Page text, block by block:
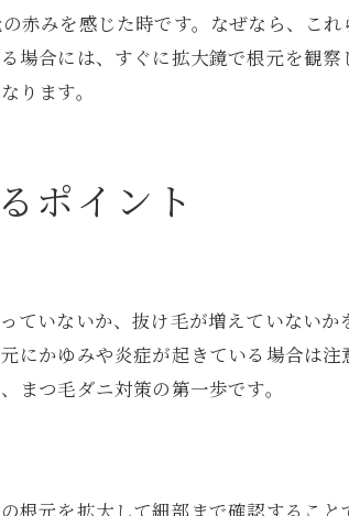
防ぐ方法
理由
化しよう
防ぐ応用法
術
チェック習慣
観察ポイント
大切さ
察法
赤みを感じた時です。なぜなら、こ
場合には、すぐに拡大鏡で根元を観察
ります。
ポイント
ていないか、抜け毛が増えていない
にかゆみや炎症が起きている場合は注
つ毛ダニ対策の第一歩です。
根元を拡大して細部まで確認すること